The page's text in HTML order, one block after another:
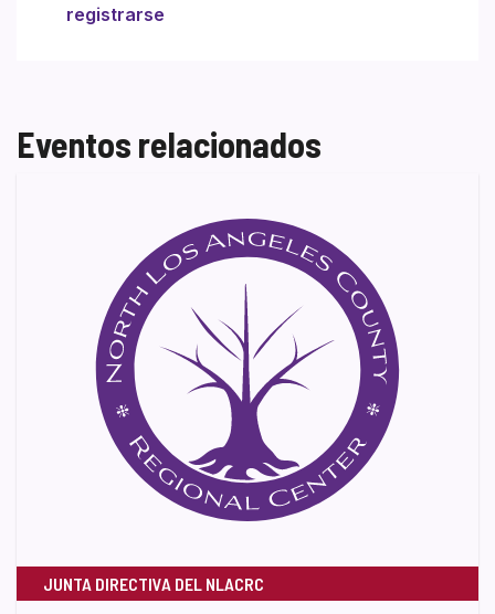
registrarse
Eventos relacionados
JUNTA DIRECTIVA DEL NLACRC